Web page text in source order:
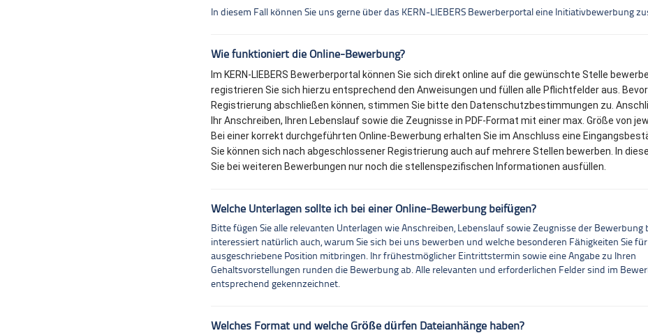
In diesem Fall können Sie uns gerne über das KERN-LIEBERS Bewerberportal eine Initiativbewerbung
Wie funktioniert die Online-Bewerbung?
Im KERN-LIEBERS Bewerberportal können Sie sich direkt online auf die gewünschte Stelle
registrieren Sie sich hierzu entsprechend den Anweisungen und füllen alle Pflichtfelder aus. Bevor
Registrierung abschließen können, stimmen Sie bitte den Datenschutzbestimmungen zu.
Ihr Anschreiben, Ihren Lebenslauf sowie die Zeugnisse in PDF-Format mit einer max. Größe von
Bei einer korrekt durchgeführten Online-Bewerbung erhalten Sie im Anschluss eine
Sie können sich nach abgeschlossener Registrierung auch auf mehrere Stellen bewerben. In
Sie bei weiteren Bewerbungen nur noch die stellenspezifischen Informationen ausfüllen.
Welche Unterlagen sollte ich bei einer Online-Bewerbung beifügen?
Bitte fügen Sie alle relevanten Unterlagen wie Anschreiben, Lebenslauf sowie Zeugnisse der Bewerbung
interessiert natürlich auch, warum Sie sich bei uns bewerben und welche besonderen Fähigkeiten Sie
ausgeschriebene Position mitbringen. Ihr frühestmöglicher Eintrittstermin sowie eine Angabe zu Ihren
Gehaltsvorstellungen runden die Bewerbung ab. Alle relevanten und erforderlichen Felder sind im
entsprechend gekennzeichnet.
Welches Format und welche Größe dürfen Dateianhänge haben?